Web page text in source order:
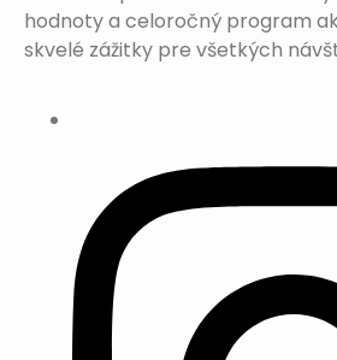
hodnoty a celoročný program
skvelé zážitky pre všetkých